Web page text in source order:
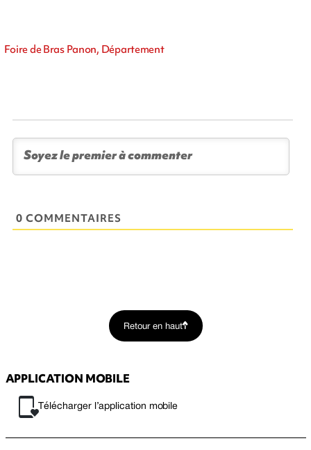
Foire de Bras Panon, Département
0 COMMENTAIRES
Retour en haut
APPLICATION MOBILE
Télécharger l’application mobile